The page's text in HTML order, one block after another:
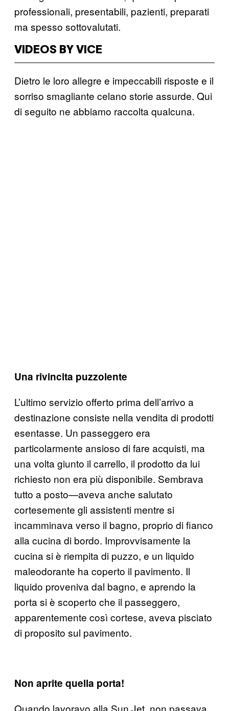
professionali, presentabili, pazienti, preparati
ma spesso sottovalutati.
VIDEOS BY VICE
Dietro le loro allegre e impeccabili risposte e il
sorriso smagliante celano storie assurde. Qui
di seguito ne abbiamo raccolta qualcuna.
Una rivincita puzzolente
L’ultimo servizio offerto prima dell’arrivo a
destinazione consiste nella vendita di prodotti
esentasse. Un passeggero era
particolarmente ansioso di fare acquisti, ma
una volta giunto il carrello, il prodotto da lui
richiesto non era più disponibile. Sembrava
tutto a posto—aveva anche salutato
cortesemente gli assistenti mentre si
incamminava verso il bagno, proprio di fianco
alla cucina di bordo. Improvvisamente la
cucina si è riempita di puzzo, e un liquido
maleodorante ha coperto il pavimento. Il
liquido proveniva dal bagno, e aprendo la
porta si è scoperto che il passeggero,
apparentemente così cortese, aveva pisciato
di proposito sul pavimento.
Non aprite quella porta!
Quando lavoravo alla Sun Jet, non passava